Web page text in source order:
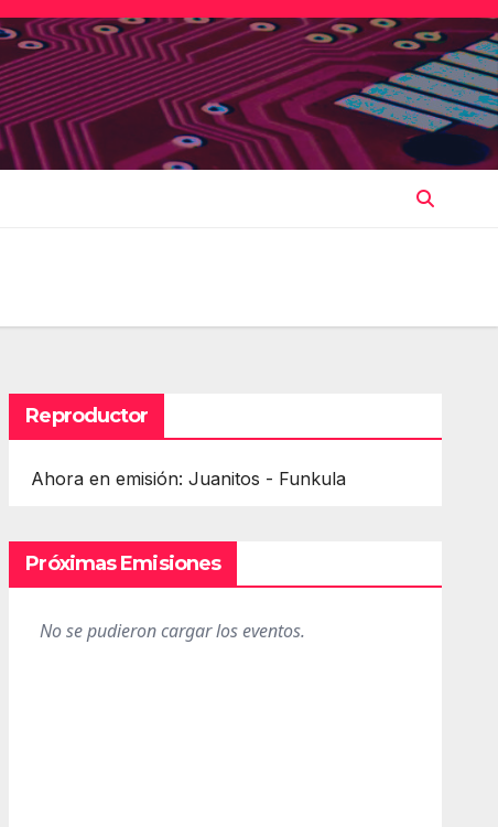
Reproductor
Ahora en emisión: Juanitos - Funkula
Próximas Emisiones